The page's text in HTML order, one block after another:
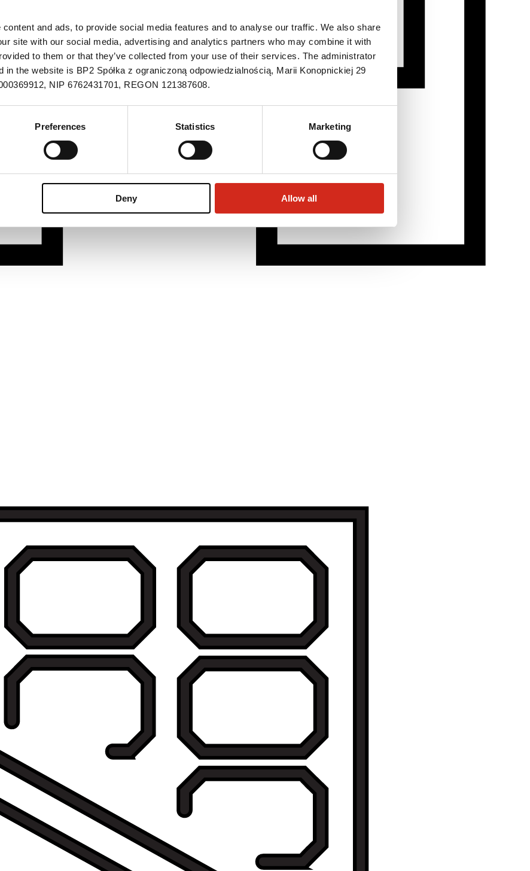
and ads, to provide social media features and to analyse our traffic. We also share
site with our social media, advertising and analytics partners who may combine it with
to them or that they’ve collected from your use of their services. The administrator
in the website is BP2 Spółka z ograniczoną odpowiedzialnością, Marii Konopnickiej 29
NIP 6762431701, REGON 121387608.
Preferences Statistics Marketing
Deny Allow all